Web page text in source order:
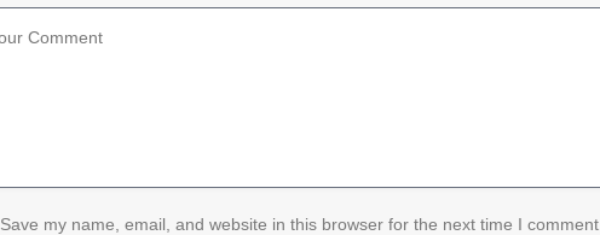
Save my name, email, and website in this browser for the next time I comment.